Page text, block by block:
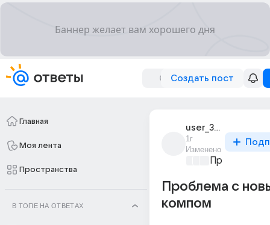
Создать пост
Главная
Моя лента
Пространства
В ТОПЕ НА ОТВЕТАХ
user_313997415
1г
Изменено
Проблемы с
Проблема с
компом